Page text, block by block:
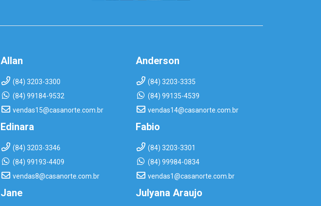
Allan
(84) 3203-3300
(84) 99184-9532
vendas15@casanorte.com.br
Anderson
(84) 3203-3335
(84) 99135-4539
vendas14@casanorte.com.br
Edinara
(84) 3203-3346
(84) 99193-4409
vendas8@casanorte.com.br
Fabio
(84) 3203-3301
(84) 99984-0834
vendas1@casanorte.com.br
Jane Julyana Araujo